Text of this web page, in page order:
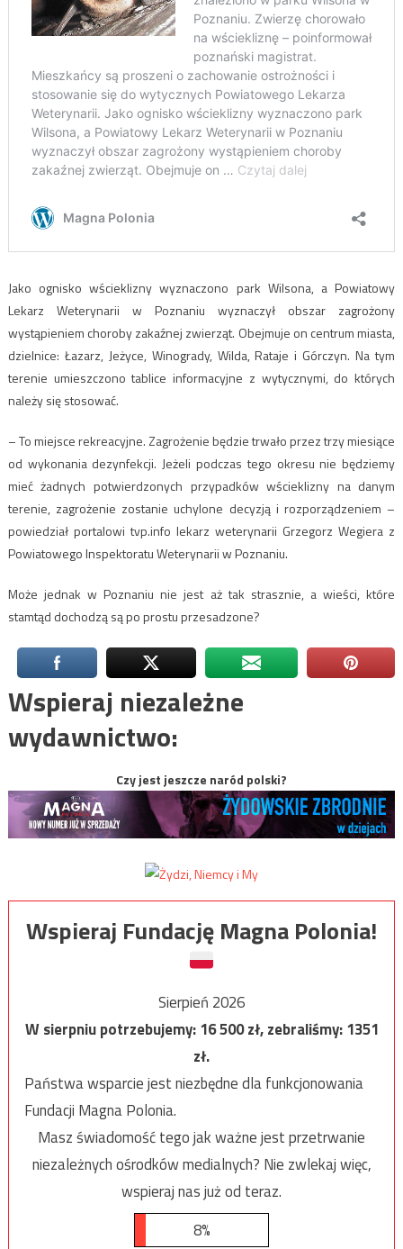
Jako ognisko wścieklizny wyznaczono park Wilsona, a Powiatowy
Lekarz Weterynarii w Poznaniu wyznaczył obszar zagrożony
wystąpieniem choroby zakaźnej zwierząt. Obejmuje on centrum miasta,
dzielnice: Łazarz, Jeżyce, Winogrady, Wilda, Rataje i Górczyn. Na tym
terenie umieszczono tablice informacyjne z wytycznymi, do których
należy się stosować.
– To miejsce rekreacyjne. Zagrożenie będzie trwało przez trzy miesiące
od wykonania dezynfekcji. Jeżeli podczas tego okresu nie będziemy
mieć żadnych potwierdzonych przypadków wścieklizny na danym
terenie, zagrożenie zostanie uchylone decyzją i rozporządzeniem –
powiedział portalowi tvp.info lekarz weterynarii Grzegorz Wegiera z
Powiatowego Inspektoratu Weterynarii w Poznaniu.
Może jednak w Poznaniu nie jest aż tak strasznie, a wieści, które
stamtąd dochodzą są po prostu przesadzone?
Wspieraj niezależne
wydawnictwo:
Czy jest jeszcze naród polski?
Wspieraj Fundację Magna Polonia!
Sierpień 2026
W sierpniu potrzebujemy:16 500zł, zebraliśmy:1351
zł.
Państwa wsparcie jest niezbędne dla funkcjonowania
Fundacji Magna Polonia.
Masz świadomość tego jak ważne jest przetrwanie
niezależnych ośrodków medialnych? Nie zwlekaj więc,
wspieraj nas już od teraz.
8%